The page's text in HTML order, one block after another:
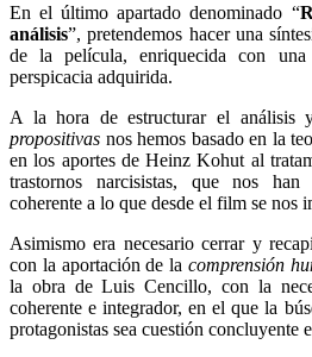
En el último apartado denominado “
análisis”, pretendemos hacer una
de la película, enriquecida con
perspicacia adquirida.
A la hora de estructurar el análisis
propositivas nos hemos basado en la
en los aportes de Heinz Kohut al
trastornos narcisistas, que nos
coherente a lo que desde el film se nos
Asimismo era necesario cerrar y
con la aportación de la comprensión
la obra de Luis Cencillo, con la
coherente e integrador, en el que la
protagonistas sea cuestión concluyente